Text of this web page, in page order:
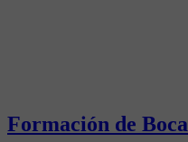
Formación de Boca